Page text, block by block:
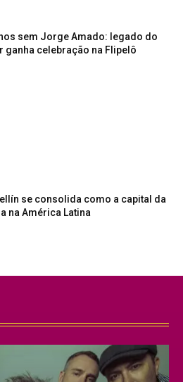
sem Jorge Amado: legado do
ganha celebração na Flipelô
se consolida como a capital da
na América Latina